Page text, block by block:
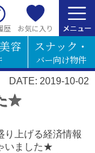
歴 お気に入り
容 スナック・
バー向け物件
DATE: 2019-10-02
★
り上げる経済情報
いました★